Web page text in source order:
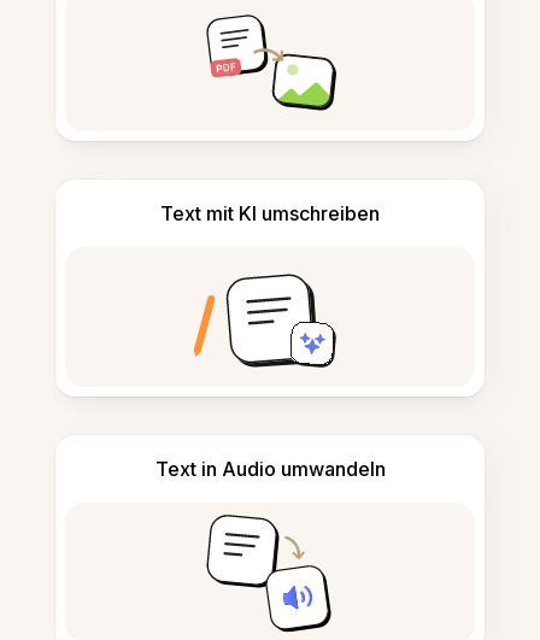
Text mit KI umschreiben
Text in Audio umwandeln